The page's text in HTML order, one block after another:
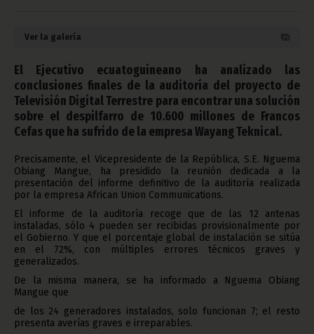
Ver la galería
El Ejecutivo ecuatoguineano ha analizado las
conclusiones finales de la auditoría del proyecto de
Televisión Digital Terrestre para encontrar una solución
sobre el despilfarro de 10.600 millones de Francos
Cefas que ha sufrido de la empresa Wayang Teknical.
Precisamente, el Vicepresidente de la República, S.E. Nguema
Obiang Mangue, ha presidido la reunión dedicada a la
presentación del informe definitivo de la auditoría realizada
por la empresa African Union Communications.
El informe de la auditoría recoge que de las 12 antenas
instaladas, sólo 4 pueden ser recibidas provisionalmente por
el Gobierno. Y que el porcentaje global de instalación se sitúa
en el 72%, con múltiples errores técnicos graves y
generalizados.
De la misma manera, se ha informado a Nguema Obiang
Mangue que
de los 24 generadores instalados, solo funcionan 7; el resto
presenta averías graves e irreparables.